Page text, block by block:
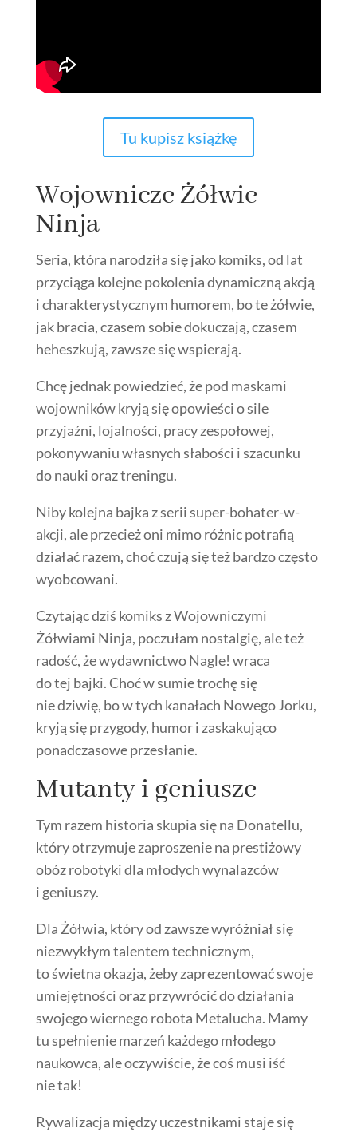
Tu kupisz książkę
Wojownicze Żółwie
Ninja
Seria, która narodziła się jako komiks, od lat
przyciąga kolejne pokolenia dynamiczną akcją
i charakterystycznym humorem, bo te żółwie,
jak bracia, czasem sobie dokuczają, czasem
heheszkują, zawsze się wspierają.
Chcę jednak powiedzieć, że pod maskami
wojowników kryją się opowieści o sile
przyjaźni, lojalności, pracy zespołowej,
pokonywaniu własnych słabości i szacunku
do nauki oraz treningu.
Niby kolejna bajka z serii super-bohater-w-
akcji, ale przecież oni mimo różnic potrafią
działać razem, choć czują się też bardzo często
wyobcowani.
Czytając dziś komiks z Wojowniczymi
Żółwiami Ninja, poczułam nostalgię, ale też
radość, że wydawnictwo Nagle! wraca
do tej bajki. Choć w sumie trochę się
nie dziwię, bo w tych kanałach Nowego Jorku,
kryją się przygody, humor i zaskakująco
ponadczasowe przesłanie.
Mutanty i geniusze
Tym razem historia skupia się na Donatellu,
który otrzymuje zaproszenie na prestiżowy
obóz robotyki dla młodych wynalazców
i geniuszy.
Dla Żółwia, który od zawsze wyróżniał się
niezwykłym talentem technicznym,
to świetna okazja, żeby zaprezentować swoje
umiejętności oraz przywrócić do działania
swojego wiernego robota Metalucha. Mamy
tu spełnienie marzeń każdego młodego
naukowca, ale oczywiście, że coś musi iść
nie tak!
Rywalizacja między uczestnikami staje się